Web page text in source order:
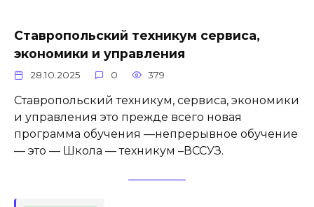
Ставропольский техникум сервиса,
экономики и управления
28.10.2025 0 379
Ставропольский техникум, сервиса, экономики
и управления это прежде всего новая
программа обучения —непрерывное обучение
— это — Школа — техникум –ВССУЗ.